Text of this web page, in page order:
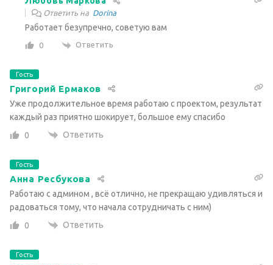
Ответить на Dorina
Работает безупречно, советую вам
0 Ответить
Гость
Григорий Ермаков
Уже продолжительное время работаю с проектом, результат
каждый раз приятно шокирует, большое ему спасибо
0
Ответить
Гость
Анна Ресбукова
Работаю с админом , всё отлично, не прекращаю удивляться и
радоваться тому, что начала сотрудничать с ним)
0
Ответить
Гость